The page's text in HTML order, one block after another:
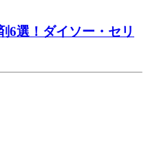
6選！ダイソー・セリ